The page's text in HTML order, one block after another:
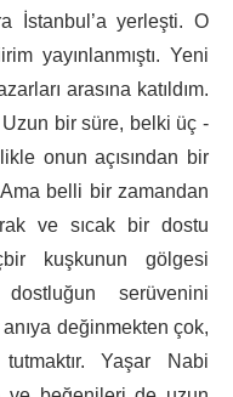
İstanbul’a yerleşti. O
yayınlanmıştı. Yeni
arasına katıldım.
Uzun bir süre, belki üç -
onun açısından bir
Ama belli bir zamandan
ve sıcak bir dostu
kuşkunun gölgesi
serüvenini
değinmekten çok,
Yaşar Nabi